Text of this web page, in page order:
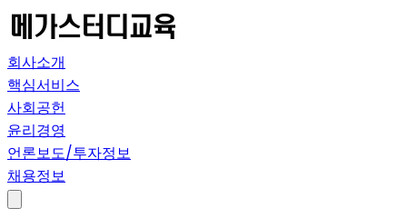
회사소개
핵심서비스
사회공헌
윤리경영
언론보도/투자정보
채용정보